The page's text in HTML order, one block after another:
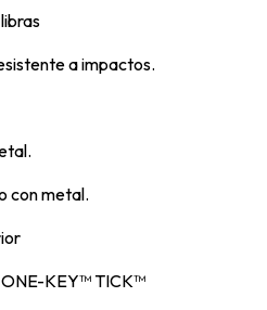
a impactos.
con metal.
KEY™ TICK™